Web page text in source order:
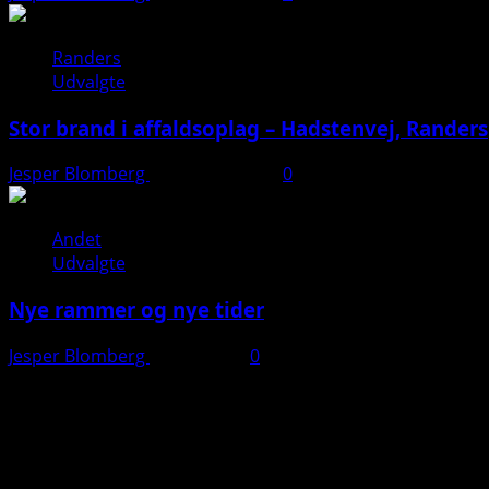
Randers
Udvalgte
Stor brand i affaldsoplag – Hadstenvej, Randers
Jesper Blomberg 0
Andet
Udvalgte
Nye rammer og nye tider
Jesper Blomberg
0